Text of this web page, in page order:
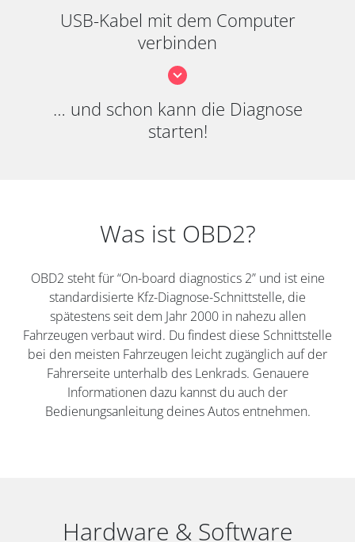
USB-Kabel mit dem Computer
verbinden
… und schon kann die Diagnose
starten!
Was ist OBD2?
OBD2 steht für “On-board diagnostics 2” und ist eine
standardisierte Kfz-Diagnose-Schnittstelle, die
spätestens seit dem Jahr 2000 in nahezu allen
Fahrzeugen verbaut wird. Du findest diese Schnittstelle
bei den meisten Fahrzeugen leicht zugänglich auf der
Fahrerseite unterhalb des Lenkrads. Genauere
Informationen dazu kannst du auch der
Bedienungsanleitung deines Autos entnehmen.
Hardware & Software